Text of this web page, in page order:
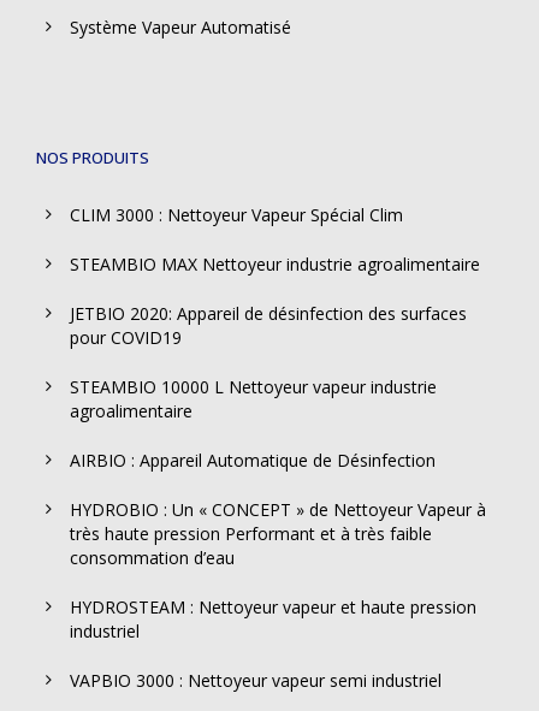
Système Vapeur Automatisé
NOS PRODUITS
CLIM 3000 : Nettoyeur Vapeur Spécial Clim
STEAMBIO MAX Nettoyeur industrie agroalimentaire
JETBIO 2020: Appareil de désinfection des surfaces
pour COVID19
STEAMBIO 10000 L Nettoyeur vapeur industrie
agroalimentaire
AIRBIO : Appareil Automatique de Désinfection
HYDROBIO : Un « CONCEPT » de Nettoyeur Vapeur à
très haute pression Performant et à très faible
consommation d’eau
HYDROSTEAM : Nettoyeur vapeur et haute pression
industriel
VAPBIO 3000 : Nettoyeur vapeur semi industriel